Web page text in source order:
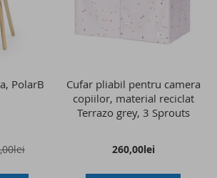
PolarB
Cufar pliabil pentru camera
copiilor, material reciclat
Terrazo grey, 3 Sprouts
260,00lei